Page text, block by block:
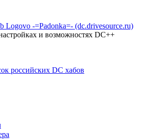
-=Padonka=- (dc.drivesource.ru)
и возможностях DC++
российских DC хабов